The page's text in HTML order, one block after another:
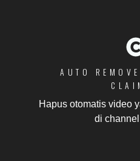
AUTO
Hapus otomatis video
di